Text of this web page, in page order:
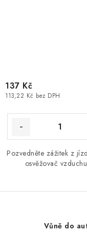
113,22 Kč bez DPH
137 Kč
Pozvedněte zážitek z
osvěžovač
Vůně do